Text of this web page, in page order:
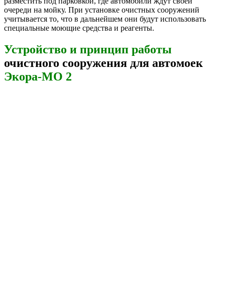
очереди на мойку. При установке очистных сооружений
учитывается то, что в дальнейшем они будут использовать
специальные моющие средства и реагенты.
Устройство и принцип работы
очистного сооружения для автомоек
Экора-МО 2